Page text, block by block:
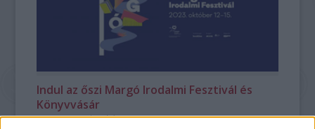
Indul az őszi Margó Irodalmi Fesztivál és
Könyvvásár
2023. 10. 06.|Kultúrpart